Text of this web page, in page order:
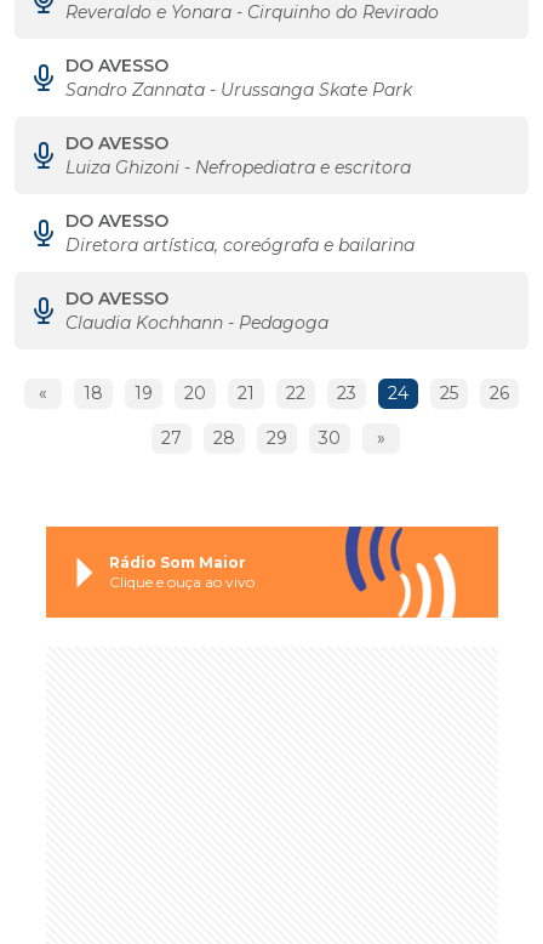
Reveraldo e Yonara - Cirquinho do Revirado
DO AVESSO
Sandro Zannata - Urussanga Skate Park
DO AVESSO
Luiza Ghizoni - Nefropediatra e escritora
DO AVESSO
Diretora artística, coreógrafa e bailarina
DO AVESSO
Claudia Kochhann - Pedagoga
« 18 19 20 21 22 23 24 25 26
27 28 29 30 »
Rádio Som Maior
Clique e ouça ao vivo